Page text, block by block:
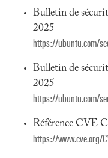
Bulletin de
2025
https://ubuntu.com/
Bulletin de
2025
https://ubuntu.com/
Référence CVE
https://www.cve.org/